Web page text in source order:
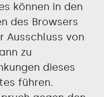
können in den
des Browsers
Ausschluss von
zu
dieses
führen.